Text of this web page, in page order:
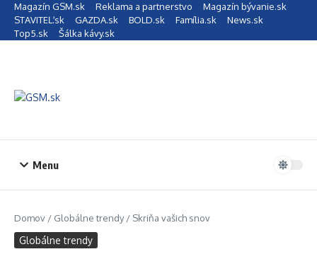
Preskočiť na obsah
Magazín GSM.sk Reklama a partnerstvo
Magazín bývanie.sk
STAVITEĽ.sk
GAZDA.sk BOLD.sk Família.sk
News.sk
Top5.sk
Šálka kávy.sk
Menu
Domov / Globálne trendy/ Skriňa vašich snov
Globálne trendy